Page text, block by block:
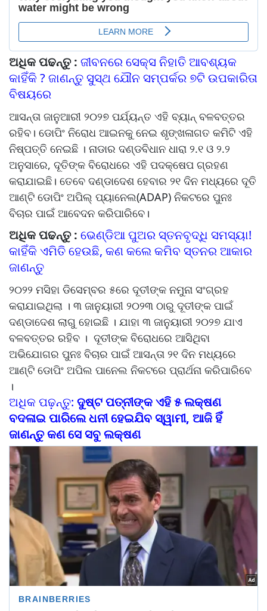
ଅଧିକ ପଢନ୍ତୁ : ଜୀବନରେ ସେକ୍ସ ନିହାତି ଆବଶ୍ୟକ
କାହିଁକି ? ଜାଣନ୍ତୁ ସୁସ୍ଥ ଯୌନ ସମ୍ପର୍କର ୭ଟି ଉପକାରିତା
ବିଷୟରେ
ଆସନ୍ତା ଜାନୁଆରୀ ୨୦୨୭ ପର୍ଯ୍ୟନ୍ତ ଏହି ବ୍ୟାନ୍‌ ବଳବତ୍ତର
ରହିବ। ଡୋପିଂ ନିରୋଧ ଆଇନକୁ ନେଇ ଶୃଙ୍ଖଳାଗତ କମିଟି ଏହି
ନିଷ୍ପତ୍ତି ନେଇଛି । ନାଡାର ଦଣ୍ଡବିଧାନ ଧାରା ୨.୧ ଓ ୨.୨
ଅନୁସାରେ, ଦୂତିଙ୍କ ବିରୋଧରେ ଏହି ପଦକ୍ଷେପ ଗ୍ରହଣ
କରାଯାଇଛି। ତେବେ ଦଣ୍ଡାଦେଶ ହେବାର ୨୧ ଦିନ ମଧ୍ୟରେ ଦୂତି
ଆଣ୍ଟି ଡୋପିଂ ଅପିଲ୍ ପ୍ୟାନେଲ(ADAP) ନିକଟରେ ପୁନଃ
ବିଚାର ପାଇଁ ଆବେଦନ କରିପାରିବେ।
ଅଧିକ ପଢନ୍ତୁ : ଭେଣ୍ଡିଆ ପୁଅର ସ୍ତନବୃଦ୍ଧି ସମସ୍ୟା!
କାହିଁକି ଏମିତି ହେଉଛି, କଣ କଲେ କମିବ ସ୍ତନର ଆକାର
ଜାଣନ୍ତୁ
୨୦୨୨ ମସିହା ଡିସେମ୍ବର ୫ରେ ଦୂତୀଙ୍କ ନମୁନା ସଂଗ୍ରହ
କରାଯାଇଥିଲା । ୩ ଜାନୁୟାରୀ ୨୦୨୩ ଠାରୁ ଦୂତୀଙ୍କ ପାଇଁ
ଦଣ୍ଡାଦେଶ ଲାଗୁ ହୋଇଛି । ଯାହା ୩ ଜାନୁୟାରୀ ୨୦୨୭ ଯାଏ
ବଳବତ୍ତର ରହିବ । ଦୂତୀଙ୍କ ବିରୋଧରେ ଆସିଥିବା
ଅଭିଯୋଗର ପୁନଃ ବିଚାର ପାଇଁ ଆସନ୍ତା ୨୧ ଦିନ ମଧ୍ୟରେ
ଆଣ୍ଟି ଡୋପିଂ ଅପିଲ ପାନେଲ ନିକଟରେ ପ୍ରାର୍ଥନା କରିପାରିବେ
।
ଅଧିକ ପଢ଼ନ୍ତୁ: ଦୁଷ୍ଟ ପତ୍ନୀଙ୍କ ଏହି ୫ ଲକ୍ଷଣ
ବଦଳାଇ ପାରିଲେ ଧନୀ ହେଇଯିବ ସ୍ୱାମୀ, ଆଜି ହିଁ
ଜାଣନ୍ତୁ କଣ ସେ ସବୁ ଲକ୍ଷଣ